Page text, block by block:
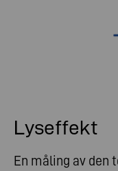
Lyseffekt
En måling av den